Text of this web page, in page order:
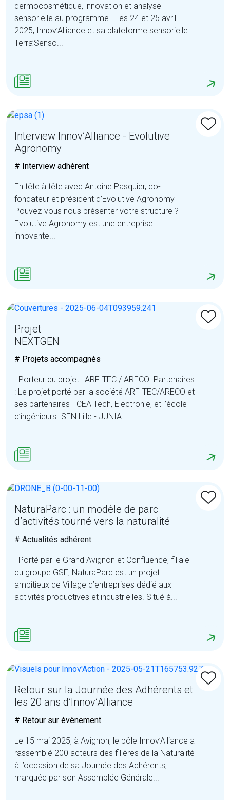
dermocosmétique, innovation et analyse
sensorielle au programme Les 24 et 25 avril
2025, Innov’Alliance et sa plateforme sensorielle
Terra’Senso...
Interview Innov’Alliance - Evolutive
Agronomy
# Interview adhérent
En tête à tête avec Antoine Pasquier, co-
fondateur et président d’Evolutive Agronomy
Pouvez-vous nous présenter votre structure ?
Evolutive Agronomy est une entreprise
innovante...
Projet
NEXTGEN
# Projets accompagnés
Porteur du projet : ARFITEC / ARECO Partenaires
: Le projet porté par la société ARFITEC/ARECO et
ses partenaires - CEA Tech, Electronie, et l’école
d’ingénieurs ISEN Lille - JUNIA ...
NaturaParc : un modèle de parc
d’activités tourné vers la naturalité
# Actualités adhérent
Porté par le Grand Avignon et Confluence, filiale
du groupe GSE, NaturaParc est un projet
ambitieux de Village d’entreprises dédié aux
activités productives et industrielles. Situé à...
Retour sur la Journée des Adhérents et
les 20 ans d’Innov’Alliance
# Retour sur évènement
Le 15 mai 2025, à Avignon, le pôle Innov’Alliance a
rassemblé 200 acteurs des filières de la Naturalité
à l’occasion de sa Journée des Adhérents,
marquée par son Assemblée Générale...